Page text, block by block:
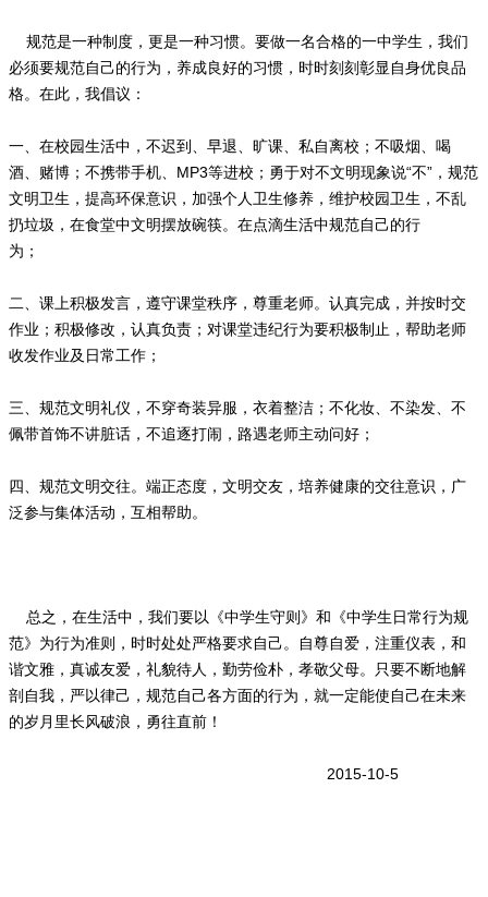
规范是一种制度，更是一种习惯。要做一名合格的一中学生，我们
必须要规范自己的行为，养成良好的习惯，时时刻刻彰显自身优良品
格。在此，我倡议：
一、在校园生活中，不迟到、早退、旷课、私自离校；不吸烟、喝
酒、赌博；不携带手机、MP3等进校；勇于对不文明现象说“不”，规范
文明卫生，提高环保意识，加强个人卫生修养，维护校园卫生，不乱
扔垃圾，在食堂中文明摆放碗筷。在点滴生活中规范自己的行
为；
二、课上积极发言，遵守课堂秩序，尊重老师。认真完成，并按时交
作业；积极修改，认真负责；对课堂违纪行为要积极制止，帮助老师
收发作业及日常工作；
三、规范文明礼仪，不穿奇装异服，衣着整洁；不化妆、不染发、不
佩带首饰不讲脏话，不追逐打闹，路遇老师主动问好；
四、规范文明交往。端正态度，文明交友，培养健康的交往意识，广
泛参与集体活动，互相帮助。
总之，在生活中，我们要以《中学生守则》和《中学生日常行为规
范》为行为准则，时时处处严格要求自己。自尊自爱，注重仪表，和
谐文雅，真诚友爱，礼貌待人，勤劳俭朴，孝敬父母。只要不断地解
剖自我，严以律己，规范自己各方面的行为，就一定能使自己在未来
的岁月里长风破浪，勇往直前！
2015-10-5